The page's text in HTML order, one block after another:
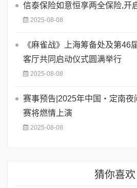
信泰保险如意恒享两全保险,开
2025-08-08
《麻雀战》上海筹备处及第46
客厅共同启动仪式圆满举行
2025-08-08
赛事预告|2025年中国・定南夜
赛将燃情上演
2025-08-08
猜你喜欢